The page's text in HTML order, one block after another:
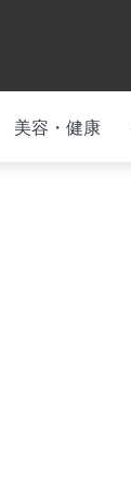
美容・健康